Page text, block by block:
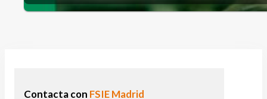
Contacta con FSIE Madrid